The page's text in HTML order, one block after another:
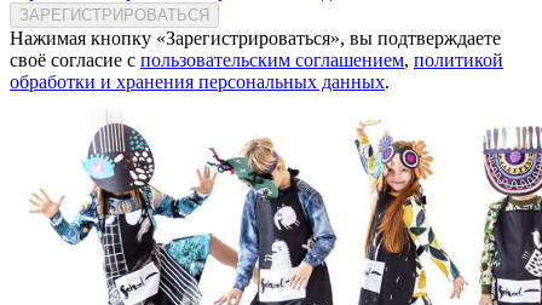
ЗАРЕГИСТРИРОВАТЬСЯ
Нажимая кнопку «Зарегистрироваться», вы подтверждаете
своё согласие с пользовательским соглашением, политикой
обработки и хранения персональных данных.